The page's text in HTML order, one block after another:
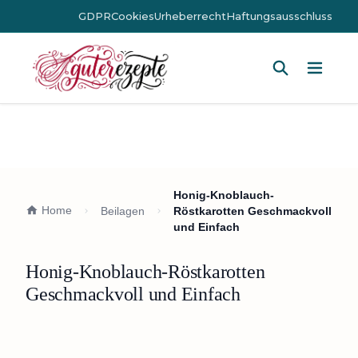
GDPRCookiesUrheberrechtHaftungsausschluss
Home Beilagen
Honig-Knoblauch-
Röstkarotten Geschmackvoll
und Einfach
Honig-Knoblauch-Röstkarotten
Geschmackvoll und Einfach